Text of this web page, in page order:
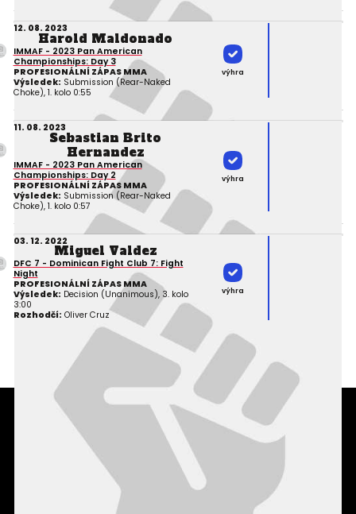
12. 08. 2023
Harold Maldonado
IMMAF - 2023 Pan American
Championships: Day 3
PROFESIONÁLNÍ ZÁPAS MMA
Výsledek: Submission (Rear-Naked
Choke), 1. kolo 0:55
výhra
11. 08. 2023
Sebastian Brito
Hernandez
IMMAF - 2023 Pan American
Championships: Day 2
PROFESIONÁLNÍ ZÁPAS MMA
Výsledek: Submission (Rear-Naked
Choke), 1. kolo 0:57
výhra
03. 12. 2022
Miguel Valdez
DFC 7 - Dominican Fight Club 7: Fight
Night
PROFESIONÁLNÍ ZÁPAS MMA
Výsledek: Decision (Unanimous), 3. kolo
3:00
Rozhodčí: Oliver Cruz
výhra
Podmínky užití webového rozhraní
Souhlas s používáním osobních údajů
Statistiky
Kontakty